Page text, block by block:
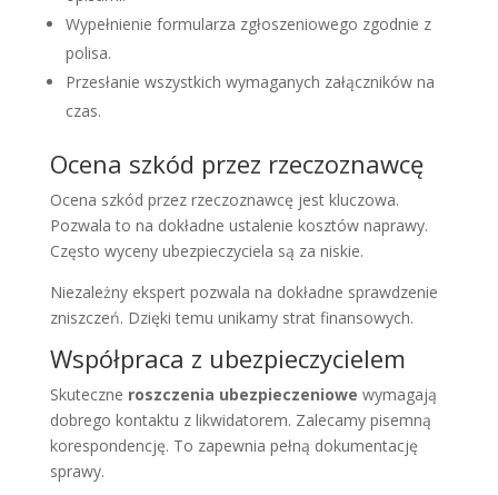
Wypełnienie formularza zgłoszeniowego zgodnie z
polisa.
Przesłanie wszystkich wymaganych załączników na
czas.
Ocena szkód przez rzeczoznawcę
Ocena szkód przez rzeczoznawcę jest kluczowa.
Pozwala to na dokładne ustalenie kosztów naprawy.
Często wyceny ubezpieczyciela są za niskie.
Niezależny ekspert pozwala na dokładne sprawdzenie
zniszczeń. Dzięki temu unikamy strat finansowych.
Współpraca z ubezpieczycielem
Skuteczne roszczenia ubezpieczeniowe wymagają
dobrego kontaktu z likwidatorem. Zalecamy pisemną
korespondencję. To zapewnia pełną dokumentację
sprawy.